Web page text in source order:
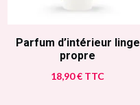
Parfum d’intérieur linge
propre
18,90€ TTC